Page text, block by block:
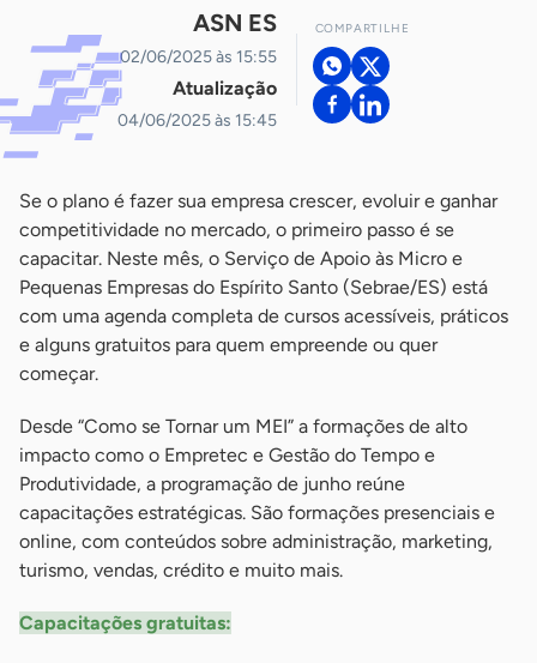
ASN ES
02/06/2025 às 15:55
Atualização
04/06/2025 às 15:45
COMPARTILHE
Se o plano é fazer sua empresa crescer, evoluir e ganhar
competitividade no mercado, o primeiro passo é se
capacitar. Neste mês, o Serviço de Apoio às Micro e
Pequenas Empresas do Espírito Santo (Sebrae/ES) está
com uma agenda completa de cursos acessíveis, práticos
e alguns gratuitos para quem empreende ou quer
começar.
Desde “Como se Tornar um MEI” a formações de alto
impacto como o Empretec e Gestão do Tempo e
Produtividade, a programação de junho reúne
capacitações estratégicas. São formações presenciais e
online, com conteúdos sobre administração, marketing,
turismo, vendas, crédito e muito mais.
Capacitações gratuitas: